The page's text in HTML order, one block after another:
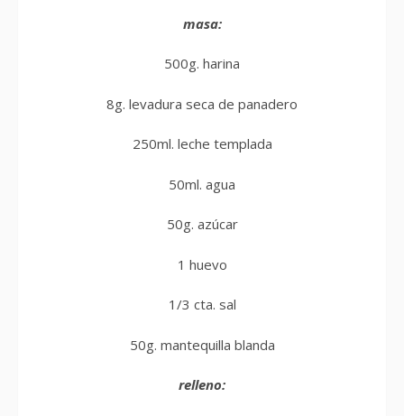
masa:
500g. harina
8g. levadura seca de panadero
250ml. leche templada
50ml. agua
50g. azúcar
1 huevo
1/3 cta. sal
50g. mantequilla blanda
relleno: